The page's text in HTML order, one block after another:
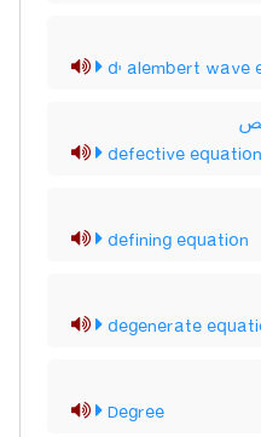
d' alembert wave
defective equation
defining equation
degenerate
Degree